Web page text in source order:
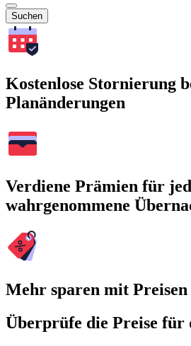
Suchen
Kostenlose Stornierung
Planänderungen
Verdiene Prämien für
wahrgenommene
Mehr sparen mit
Überprüfe die Preise für